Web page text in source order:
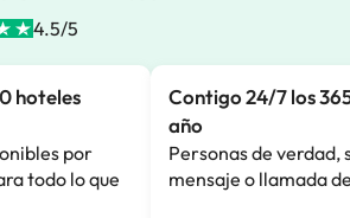
4.5/5
hoteles
por
todo lo que
Contigo 24/7 los
año
Personas de verdad,
mensaje o llamada